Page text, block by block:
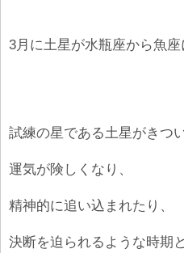
3月に土星が水瓶座から魚座
試練の星である土星がきつ
運気が険しくなり、
精神的に追い込まれたり、
決断を迫られるような時期